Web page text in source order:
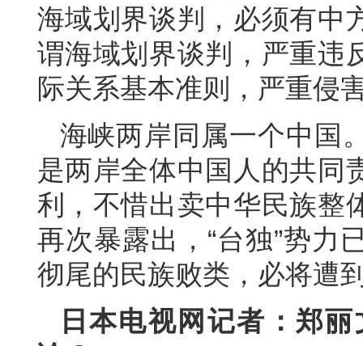
海域划界谈判，必须有中
谓海域划界谈判，严重违
际关系基本准则，严重侵
海峡两岸同属一个中国
是两岸全体中国人的共同
利，不惜出卖中华民族整
再次暴露出，“台独”势力
彻尾的民族败类，必将遭
日本电视网记者：郑